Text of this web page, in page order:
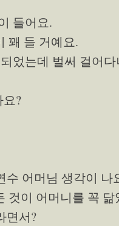
들어요.
꽤 들 거예요.
었는데 벌써 걸어
?
수 어머님 생각이 나
것이 어머니를 꼭 닮
면서?